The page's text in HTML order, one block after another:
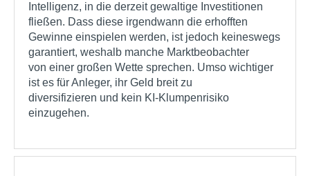
Intelligenz, in die derzeit gewaltige Investitionen
fließen. Dass diese irgendwann die erhofften
Gewinne einspielen werden, ist jedoch keineswegs
garantiert, weshalb manche Marktbeobachter
von einer großen Wette sprechen. Umso wichtiger
ist es für Anleger, ihr Geld breit zu
diversifizieren und kein KI-Klumpenrisiko
einzugehen.